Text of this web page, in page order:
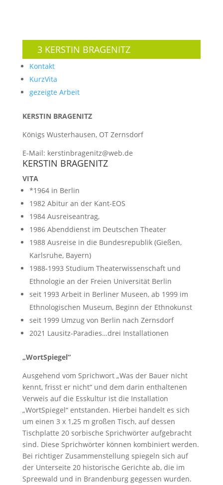
3 KERSTIN BRAGENITZ
Kontakt
KurzVita
gezeigte Arbeit
KERSTIN BRAGENITZ
Königs Wusterhausen, OT Zernsdorf
E-Mail: kerstinbragenitz@web.de
KERSTIN BRAGENITZ
VITA
*1964 in Berlin
1982 Abitur an der Kant-EOS
1984 Ausreiseantrag,
1986 Abenddienst im Deutschen Theater
1988 Ausreise in die Bundesrepublik (Gießen,
Karlsruhe, Bayern)
1988-1993 Studium Theaterwissenschaft und
Ethnologie an der Freien Universität Berlin
seit 1993 Arbeit in Berliner Museen, ab 1999 im
Ethnologischen Museum, Beginn der Ethnokunst
seit 1999 Umzug von Berlin nach Zernsdorf
2021 Lausitz-Paradies…drei Installationen
„WortSpiegel“
Ausgehend vom Sprichwort „Was der Bauer nicht
kennt, frisst er nicht“ und dem darin enthaltenen
Verweis auf die Esskultur ist die Installation
„WortSpiegel“ entstanden. Hierbei handelt es sich
um einen 3 x 1,25 m großen Tisch, auf dessen
Tischplatte 20 sorbische Sprichwörter aufgebracht
sind. Diese Sprichwörter können kombiniert werden.
Bei richtiger Zusammenstellung spiegeln sich auf
der Unterseite 20 historische Gerichte ab, die im
Spreewald und in Brandenburg gegessen wurden.